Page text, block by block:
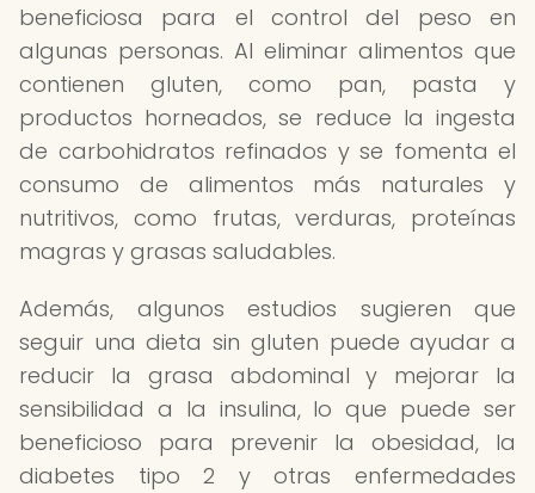
beneficiosa para el control del peso en
algunas personas. Al eliminar alimentos que
contienen gluten, como pan, pasta y
productos horneados, se reduce la ingesta
de carbohidratos refinados y se fomenta el
consumo de alimentos más naturales y
nutritivos, como frutas, verduras, proteínas
magras y grasas saludables.
Además, algunos estudios sugieren que
seguir una dieta sin gluten puede ayudar a
reducir la grasa abdominal y mejorar la
sensibilidad a la insulina, lo que puede ser
beneficioso para prevenir la obesidad, la
diabetes tipo 2 y otras enfermedades